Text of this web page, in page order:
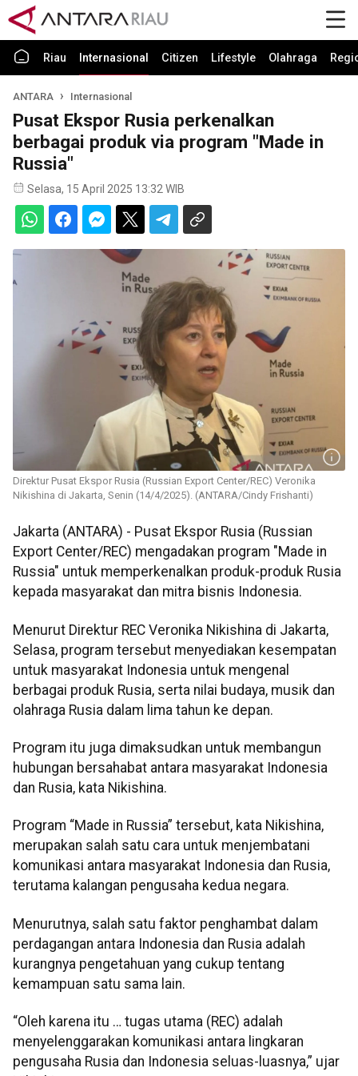
Riau Internasional Citizen Lifestyle Olahraga
ANTARA Internasional
Pusat Ekspor Rusia perkenalkan
berbagai produk via program "Made in
Russia"
Selasa, 15 April 2025 13:32 WIB
Direktur Pusat Ekspor Rusia (Russian Export Center/REC) Veronika
Nikishina di Jakarta, Senin (14/4/2025). (ANTARA/Cindy Frishanti)
Jakarta (ANTARA) - Pusat Ekspor Rusia (Russian
Export Center/REC) mengadakan program "Made in
Russia" untuk memperkenalkan produk-produk Rusia
kepada masyarakat dan mitra bisnis Indonesia.
Menurut Direktur REC Veronika Nikishina di Jakarta,
Selasa, program tersebut menyediakan kesempatan
untuk masyarakat Indonesia untuk mengenal
berbagai produk Rusia, serta nilai budaya, musik dan
olahraga Rusia dalam lima tahun ke depan.
Program itu juga dimaksudkan untuk membangun
hubungan bersahabat antara masyarakat Indonesia
dan Rusia, kata Nikishina.
Program “Made in Russia” tersebut, kata Nikishina,
merupakan salah satu cara untuk menjembatani
komunikasi antara masyarakat Indonesia dan Rusia,
terutama kalangan pengusaha kedua negara.
Menurutnya, salah satu faktor penghambat dalam
perdagangan antara Indonesia dan Rusia adalah
kurangnya pengetahuan yang cukup tentang
kemampuan satu sama lain.
“Oleh karena itu … tugas utama (REC) adalah
menyelenggarakan komunikasi antara lingkaran
pengusaha Rusia dan Indonesia seluas-luasnya,” ujar